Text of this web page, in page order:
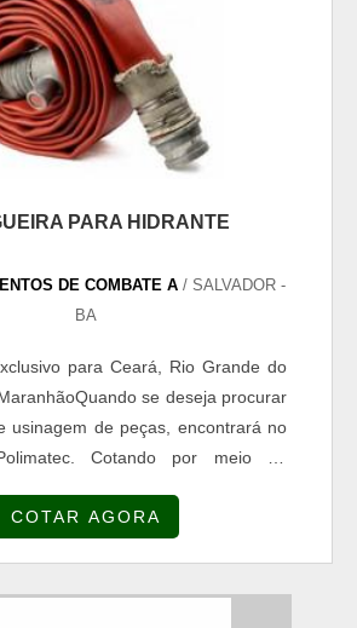
PARA HIDRANTE
DE COMBATE A / SALVADOR -
BA
para Ceará, Rio Grande do
se deseja procurar
usinagem de peças, encontrará no
Cotando por meio da
é por usinagem de peças, com a
COTAR AGORA